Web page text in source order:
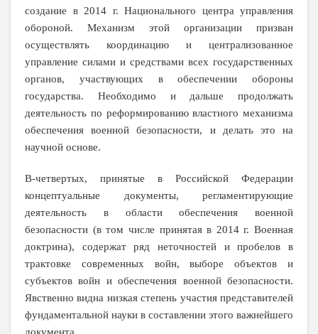
создание в 2014 г. Национального центра управления
обороной. Механизм этой организации призван
осуществлять координацию и централизованное
управление силами и средствами всех государственных
органов, участвующих в обеспечении обороны
государства. Необходимо и дальше продолжать
деятельность по реформированию властного механизма
обеспечения военной безопасности, и делать это на
научной основе.
В-четвертых,
принятые в Российской Федерации
концептуальные документы, регламентирующие
деятельность в области обеспечения военной
безопасности (в том числе принятая в 2014 г. Военная
доктрина), содержат ряд неточностей и пробелов в
трактовке современных войн, выборе объектов и
субъектов войн и обеспечения военной безопасности.
Явственно видна низкая степень участия представителей
фундаментальной науки в составлении этого важнейшего